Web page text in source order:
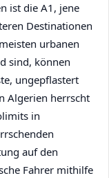
ist die A1, jene
Destinationen
urbanen
sind, können
ungepflastert
Algerien herrscht
in
auf den
Fahrer mithilfe